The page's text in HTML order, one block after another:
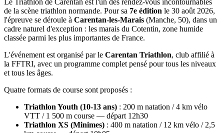
de la scène triathlon normande. Pour sa 7e édition le 30 août 2026,
l'épreuve se déroule à Carentan-les-Marais (Manche, 50), dans un
cadre naturel d'exception : les marais du Cotentin, zone humide
classée parmi les plus importantes de France.
L'événement est organisé par le Carentan Triathlon, club affilié à
la FFTRI, avec un programme complet pensé pour tous les niveaux
et tous les âges.
Quatre formats de course sont proposés :
Triathlon Youth (10-13 ans) : 200 m natation / 4 km vélo
VTT / 1 500 m course — départ 12h30
Triathlon XS (Minimes) : 400 m natation / 12 km vélo / 2,5